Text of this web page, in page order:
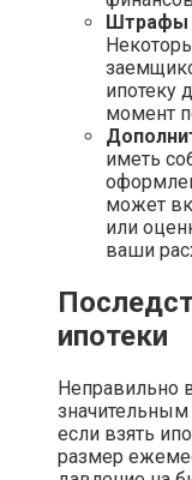
Штрафы
ипотеку
момент
иметь
может
или
ваши
ипотеки
Неправильно
если взять
размер